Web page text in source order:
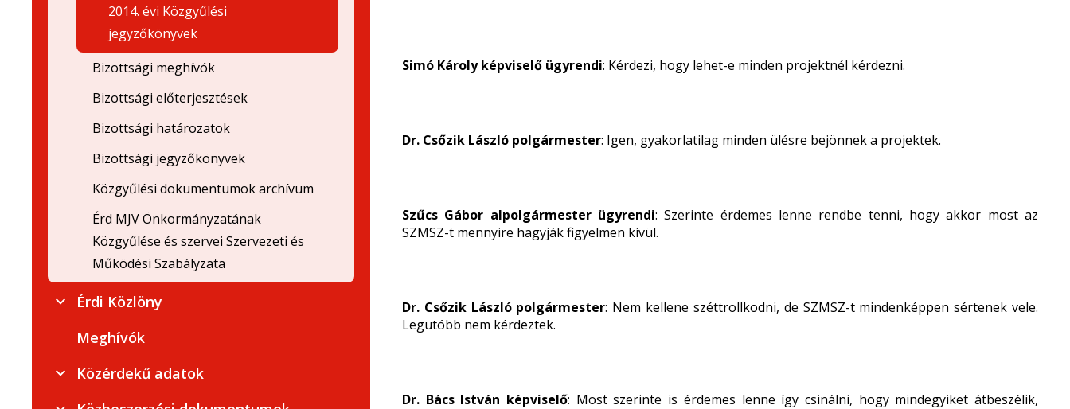
Simó Károly képviselő ügyrendi: Kérdezi, hogy lehet-e minden projektnél kérdezni.
Dr. Csőzik László polgármester: Igen, gyakorlatilag minden ülésre bejönnek a projektek.
Szűcs Gábor alpolgármester ügyrendi: Szerinte érdemes lenne rendbe tenni, hogy akkor most az
SZMSZ-t mennyire hagyják figyelmen kívül.
Dr. Csőzik László polgármester: Nem kellene széttrollkodni, de SZMSZ-t mindenképpen sértenek vele.
Legutóbb nem kérdeztek.
Dr. Bács István képviselő: Most szerinte is érdemes lenne így csinálni, hogy mindegyiket átbeszélik,
2014. évi Közgyűlési
jegyzőkönyvek
Bizottsági meghívók
Bizottsági előterjesztések
Bizottsági határozatok
Bizottsági jegyzőkönyvek
Közgyűlési dokumentumok archívum
Érd MJV Önkormányzatának
Közgyűlése és szervei Szervezeti és
Működési Szabályzata
Érdi Közlöny
Meghívók
Közérdekű adatok